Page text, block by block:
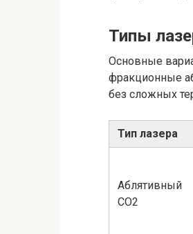
Типы
Основные
фракционные
без сложных
Тип лазера
Аблятивный
CO2